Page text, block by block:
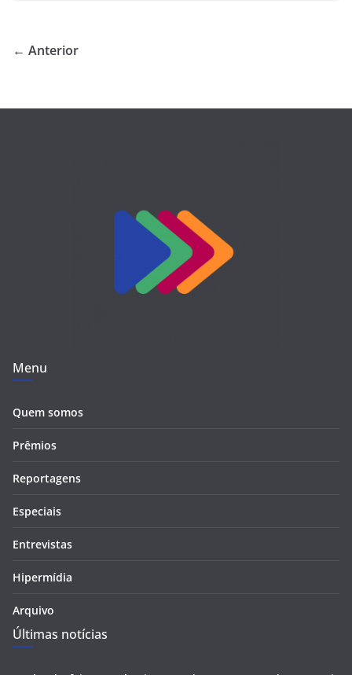
← Anterior
Menu
Quem somos
Prêmios
Reportagens
Especiais
Entrevistas
Hipermídia
Arquivo
Últimas notícias